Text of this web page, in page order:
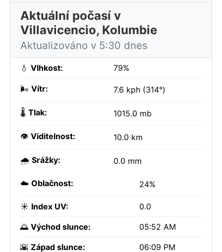
Aktuální počasí v
Villavicencio, Kolumbie
Aktualizováno v 5:30 dnes
💧 Vlhkost: 79%
🌬️ Vítr: 7.6 kph (314°)
🌡️ Tlak: 1015.0 mb
👁️ Viditelnost: 10.0 km
🌧️ Srážky: 0.0 mm
☁️ Oblačnost: 24%
☀️ Index UV: 0.0
🌅 Východ slunce: 05:52 AM
🌇 Západ slunce: 06:09 PM